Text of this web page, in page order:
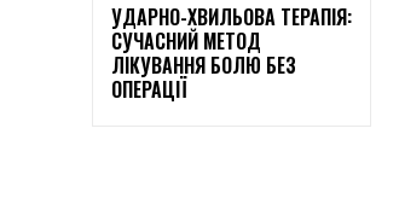
УДАРНО-ХВИЛЬОВА ТЕРАПІЯ:
СУЧАСНИЙ МЕТОД
ЛІКУВАННЯ БОЛЮ БЕЗ
ОПЕРАЦІЇ